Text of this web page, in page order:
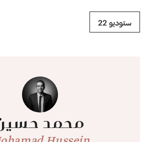
ستوديو 22
محمد حسين